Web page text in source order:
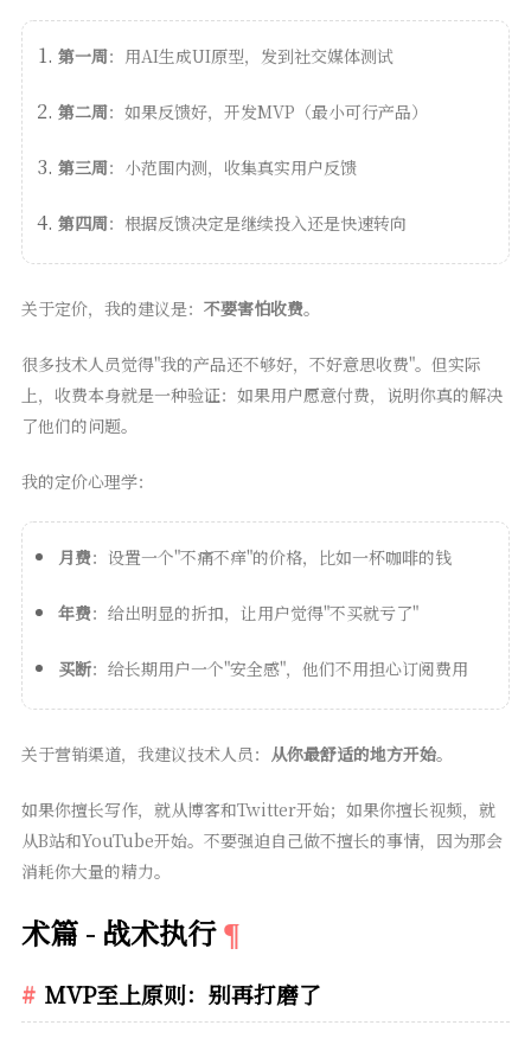
第一周：用AI生成UI原型，发到社交媒体测试
第二周：如果反馈好，开发MVP（最小可行产品）
第三周：小范围内测，收集真实用户反馈
第四周：根据反馈决定是继续投入还是快速转向
关于定价，我的建议是： 不要害怕收费。
很多技术人员觉得"我的产品还不够好，不好意思收费"。但实际
上，收费本身就是一种验证：如果用户愿意付费，说明你真的解决
了他们的问题。
我的定价心理学：
月费：设置一个"不痛不痒"的价格，比如一杯咖啡的钱
年费：给出明显的折扣，让用户觉得"不买就亏了"
买断：给长期用户一个"安全感"，他们不用担心订阅费用
关于营销渠道，我建议技术人员： 从你最舒适的地方开始。
如果你擅长写作，就从博客和Twitter开始；如果你擅长视频，就
从B站和YouTube开始。不要强迫自己做不擅长的事情，因为那会
消耗你大量的精力。
术篇 - 战术执行
MVP至上原则：别再打磨了